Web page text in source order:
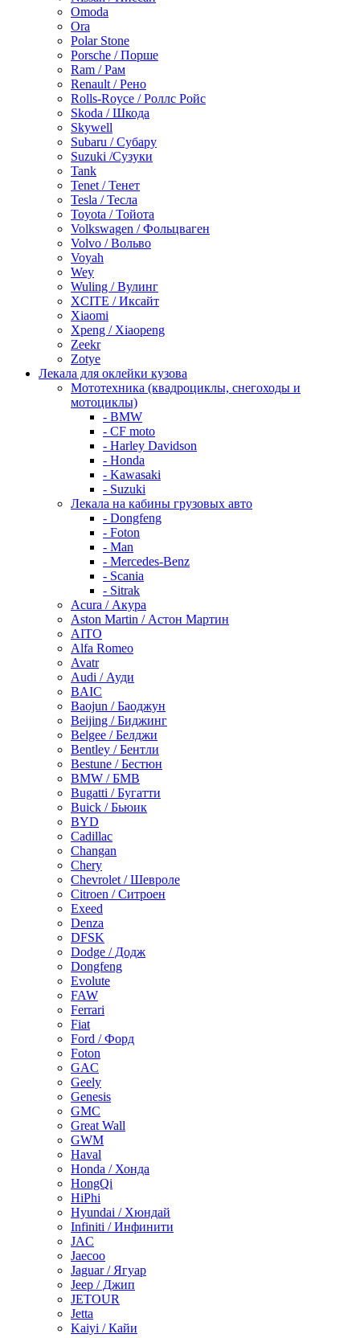
Omoda
Ora
Polar Stone
Porsche / Порше
Ram / Рам
Renault / Рено
Rolls-Royce / Роллс Ройс
Skoda / Шкода
Skywell
Subaru / Субару
Suzuki /Сузуки
Tank
Tenet / Тенет
Tesla / Тесла
Toyota / Тойота
Volkswagen / Фольцваген
Volvo / Вольво
Voyah
Wey
Wuling / Вулинг
XCITE / Иксайт
Xiaomi
Xpeng / Xiaopeng
Zeekr
Zotye
Лекала для оклейки кузова
Мототехника (квадроциклы, снегоходы и
мотоциклы)
- BMW
- CF moto
- Harley Davidson
- Honda
- Kawasaki
- Suzuki
Лекала на кабины грузовых авто
- Dongfeng
- Foton
- Man
- Mercedes-Benz
- Scania
- Sitrak
Acura / Акура
Aston Martin / Астон Мартин
AITO
Alfa Romeo
Avatr
Audi / Ауди
BAIC
Baojun / Баоджун
Beijing / Биджинг
Belgee / Белджи
Bentley / Бентли
Bestune / Бестюн
BMW / БМВ
Bugatti / Бугатти
Buick / Бьюик
BYD
Cadillac
Changan
Chery
Chevrolet / Шевроле
Citroen / Ситроен
Exeed
Denza
DFSK
Dodge / Додж
Dongfeng
Evolute
FAW
Ferrari
Fiat
Ford / Форд
Foton
GAC
Geely
Genesis
GMC
Great Wall
GWM
Haval
Honda / Хонда
HongQi
HiPhi
Hyundai / Хюндай
Infiniti / Инфинити
JAC
Jaecoo
Jaguar / Ягуар
Jeep / Джип
JETOUR
Jetta
Kaiyi / Кайи